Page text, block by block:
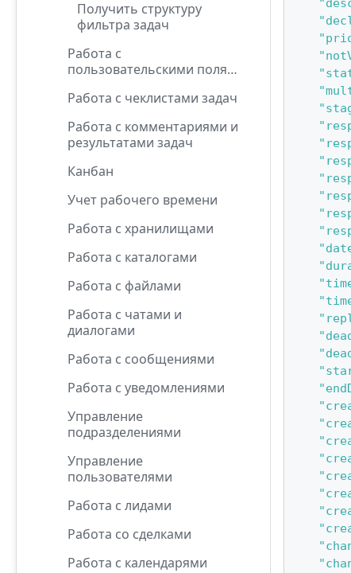
Получить структуру
фильтра задач
Работа с
пользовательскими полями
Работа с чеклистами задач
Работа с комментариями и
результатами задач
Канбан
Учет рабочего времени
Работа с хранилищами
Работа с каталогами
Работа с файлами
Работа с чатами и
диалогами
Работа с сообщениями
Работа с уведомлениями
Управление
подразделениями
Управление
пользователями
Работа с лидами
Работа со сделками
Работа с календарями